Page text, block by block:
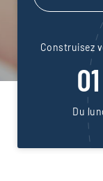
Construisez
Du